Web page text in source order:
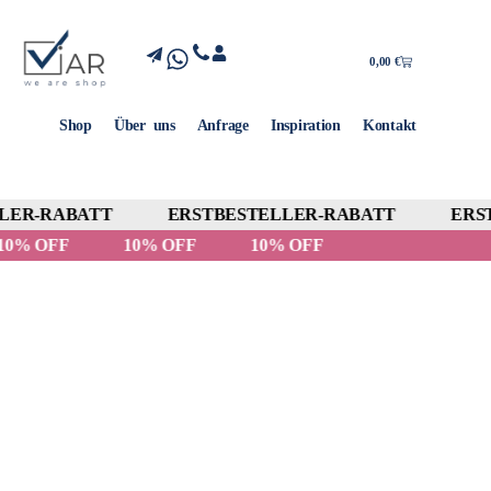
0,00 €
Shop Über uns Anfrage Inspiration Kontakt
RABATT ERSTBESTELLER-RABATT
10% OFF
10% OFF 10% OFF